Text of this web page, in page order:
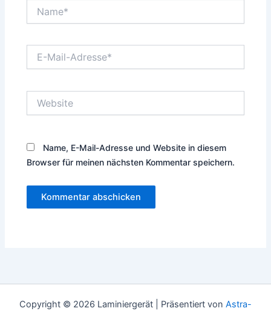
Mail-
Name, E-Mail-Adresse und Website in diesem
Browser für meinen nächsten Kommentar speichern.
Copyright © 2026 Laminiergerät | Präsentiert von Astra-